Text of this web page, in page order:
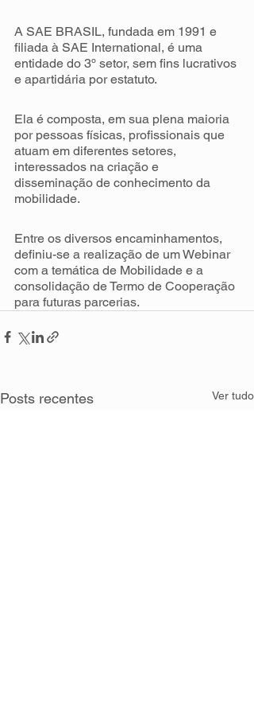
A SAE BRASIL, fundada em 1991 e
filiada à SAE International, é uma
entidade do 3º setor, sem fins lucrativos
e apartidária por estatuto.
Ela é composta, em sua plena maioria
por pessoas físicas, profissionais que
atuam em diferentes setores,
interessados na criação e
disseminação de conhecimento da
mobilidade.
Entre os diversos encaminhamentos,
definiu-se a realização de um Webinar
com a temática de Mobilidade e a
consolidação de Termo de Cooperação
para futuras parcerias.
Posts recentes Ver tudo